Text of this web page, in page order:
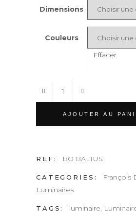
Dimensions
Couleurs
Effacer
BO
AJOUTER AU
REF: BO BALTUS
CATEGORIES: François
Luminaires
TAGS: luminaire,